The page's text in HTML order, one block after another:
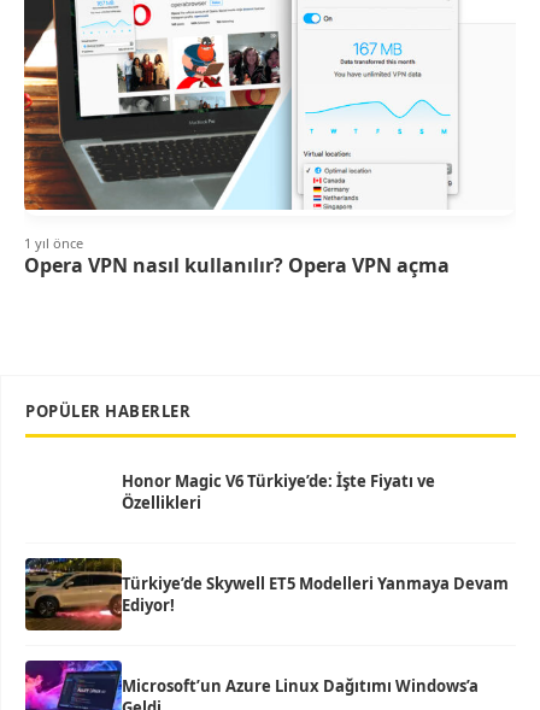
1 yıl önce
Opera VPN nasıl kullanılır? Opera VPN açma
POPÜLER HABERLER
Honor Magic V6 Türkiye’de: İşte Fiyatı ve
Özellikleri
Türkiye’de Skywell ET5 Modelleri Yanmaya Devam
Ediyor!
Microsoft’un Azure Linux Dağıtımı Windows’a